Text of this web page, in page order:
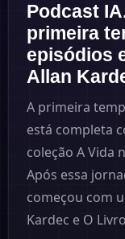
Podcast
primeira
episódios
Allan
A primeira
está completa
coleção A Vida
Após essa
começou com
Kardec e O